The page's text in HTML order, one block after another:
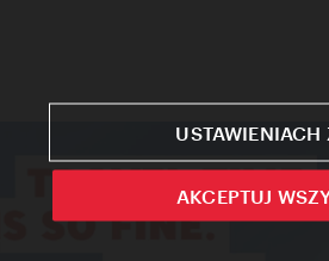
USTAWIENIACH
AKCEPTUJ